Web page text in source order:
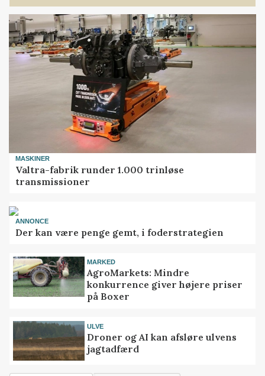
MASKINER
Valtra-fabrik runder 1.000 trinløse
transmissioner
ANNONCE
Der kan være penge gemt, i foderstrategien
MARKED
AgroMarkets: Mindre
konkurrence giver højere priser
på Boxer
ULVE
Droner og AI kan afsløre ulvens
jagtadfærd